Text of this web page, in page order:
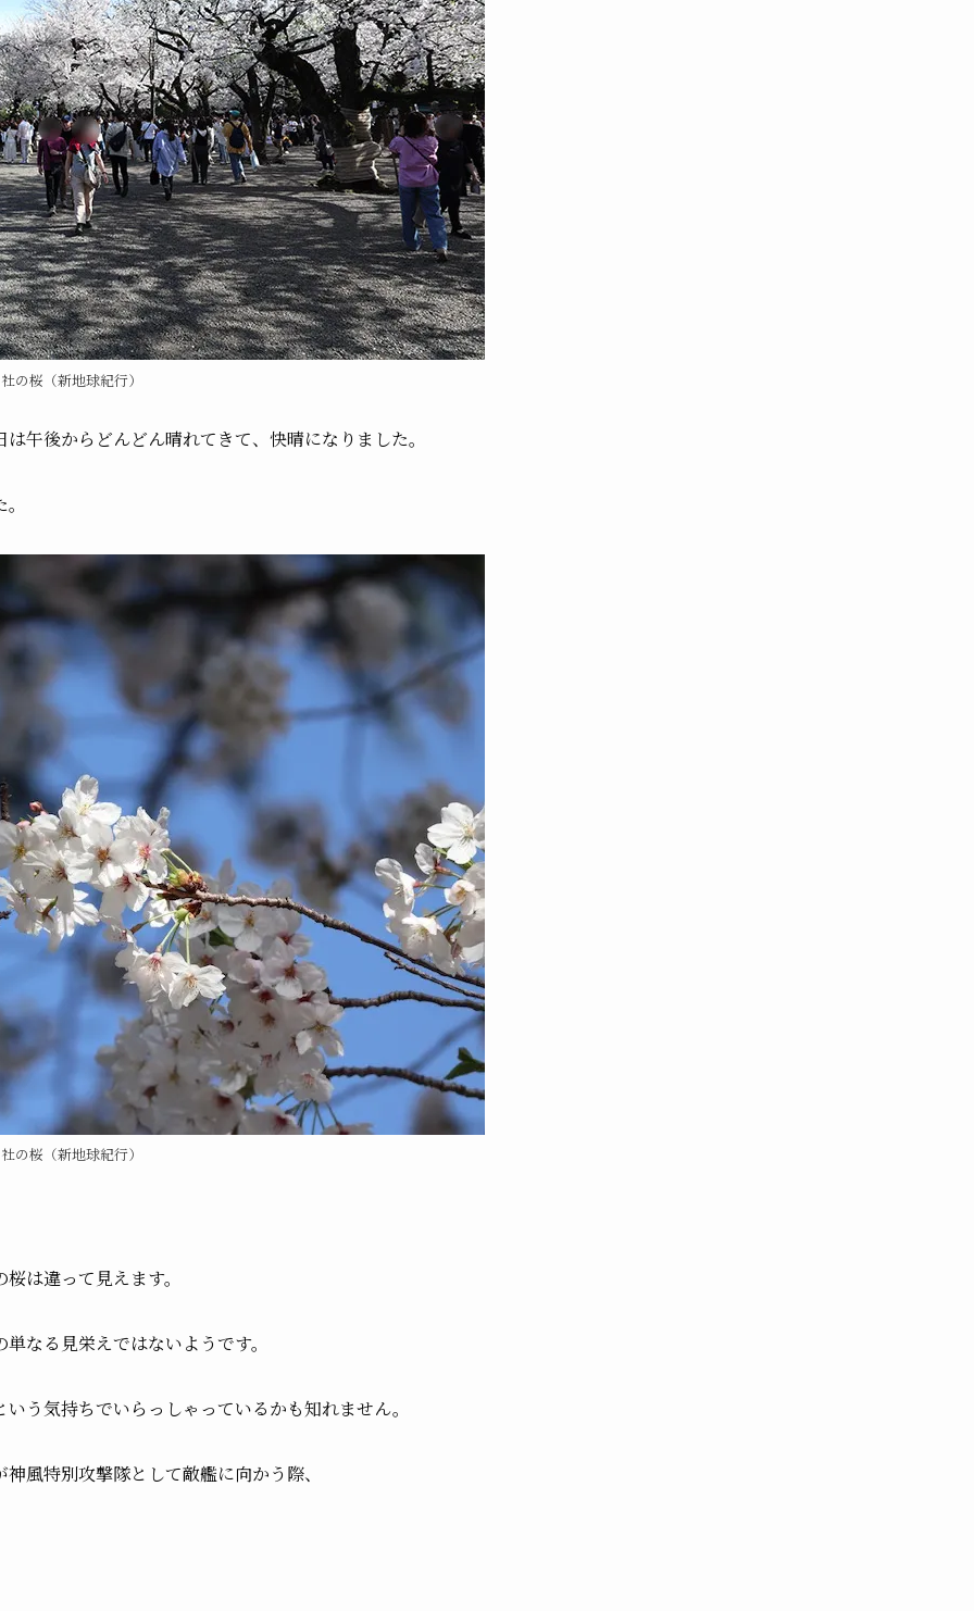
の桜（新地球紀行）
午後からどんどん晴れてきて、快晴になりました。
の桜（新地球紀行）
は違って見えます。
なる見栄えではないようです。
う気持ちでいらっしゃっているかも知れません。
風特別攻撃隊として敵艦に向かう際、